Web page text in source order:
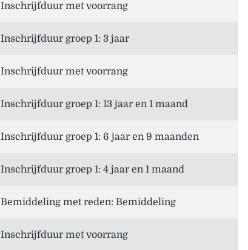
Inschrijfduur met voorrang
Inschrijfduur groep 1: 3 jaar
Inschrijfduur met voorrang
Inschrijfduur groep 1: 13 jaar en 1 maand
Inschrijfduur groep 1: 6 jaar en 9 maanden
Inschrijfduur groep 1: 4 jaar en 1 maand
Bemiddeling met reden: Bemiddeling
Inschrijfduur met voorrang